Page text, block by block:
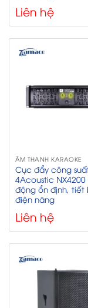
Liên hệ
ÂM THANH KARAOKE
Cục đẩy công
4Acoustic
động ổn định, tiết
điện năng
Liên hệ